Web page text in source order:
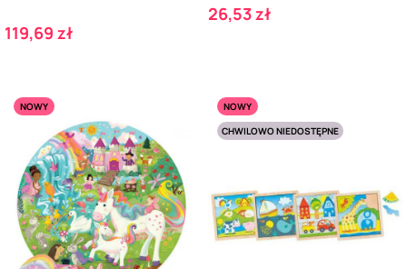
Cena
119,69 zł
Cena
26,53 zł
NOWY
NOWY
CHWILOWO NIEDOSTĘPNE